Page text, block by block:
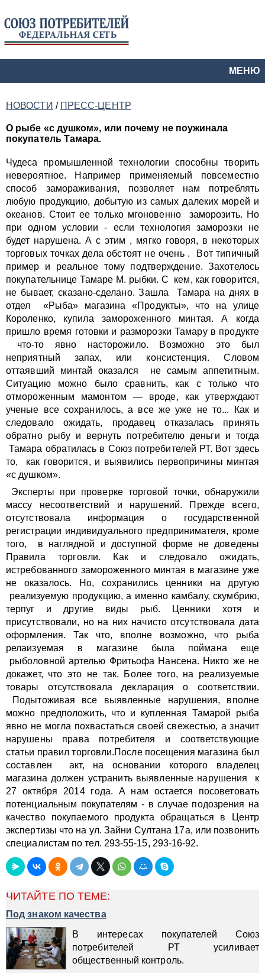
МЕНЮ
НОВОСТИ / ПРЕСС-ЦЕНТР
О рыбе «с душком», или почему не поужинала
покупатель Тамара.
Чудеса промышленной технологии способны творить
невероятное. Например применяемый повсеместно
способ замораживания, позволяет нам потреблять
любую продукцию, добытую из самых далеких морей и
океанов. Стоит ее только мгоновенно заморозить. Но
при одном условии - если технология заморозки не
будет нарушена. А с этим , мягко говоря, в некоторых
торговых точках дела обстоят не очень . Вот типичный
пример и реальное тому подтверждение. Захотелось
покупательнице Тамаре М. рыбки. С кем, как говорится,
не бывает, сказано-сделано. Зашла Тамара на днях в
отдел «Рыба» магазина «Продукты», что на улице
Короленко, купила замороженного минтая. А когда
пришло время готовки и разморозки Тамару в продукте
что-то явно насторожило. Возможно это был
неприятный запах, или консистенция. Словом
оттаявший минтай оказался не самым аппетитным.
Ситуацию можно было сравнить, как с только что
отмороженным мамонтом — вроде, как утверждают
ученые все сохранилось, а все же уже не то... Как и
следовало ожидать, продавец отказалась принять
обратно рыбу и вернуть потребителю деньги и тогда
Тамара обратилась в Союз потребителей РТ. Вот здесь
то, как говорится, и выявились первопричины минтая
«с душком».
Эксперты при проверке торговой точки, обнаружили
массу несоответствий и нарушений. Прежде всего,
отсутствовала информация о государственной
регистрации индивидуального предпринимателя, кроме
того, в наглядной и доступной форме не доведены
Правила торговли. Как и следовало ожидать,
истребованного замороженного минтая в магазине уже
не оказалось. Но, сохранились ценники на другую
реализуемую продукцию, а именно камбалу, скумбрию,
терпуг и другие виды рыб. Ценники хотя и
присутствовали, но на них начисто отсутствовала дата
оформления. Так что, вполне возможно, что рыба
релаизуемая в магазине была поймана еще
рыболовной артелью Фритьофа Нансена. Никто же не
докажет, что это не так. Более того, на реализуемые
товары отсутствовала декларация о соответствии.
Подытоживая все выявленные нарушения, вполне
можно предположить, что и купленная Тамарой рыба
явно не могла похвастаться своей свежестью, а значит
нарушены права потребителя и соответствующие
статьи правил торговли.После посещения магазина был
составлен акт, на основании которого владелец
магазина должен устранить выявленные нарушения к
27 октября 2014 года. А нам остается посоветовать
потенциальным покупателям - в случае подозрения на
качество покупаемого продукта обращаться в Центр
экспертизы что на ул. Зайни Султана 17а, или позвонить
специалистам по тел. 293-55-15, 293-16-92.
ЧИТАЙТЕ ПО ТЕМЕ:
Под знаком качества
В интересах покупателей Союз
потребителей РТ усиливает
общественный контроль.